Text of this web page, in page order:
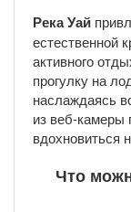
Река Уай
естественной
активного
прогулку на
наслаждаясь
из веб-камеры
вдохновиться
Что